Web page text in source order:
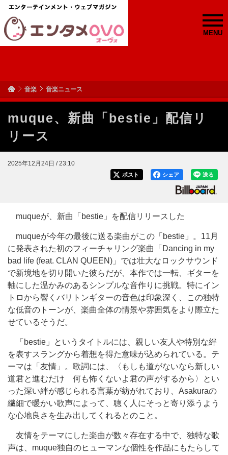
MENU
音楽 音楽ニュース
muque、新曲「bestie」配信リ
リース
2025年12月24日 / 23:10
送る
シェア
ポスト
muqueが、新曲「bestie」を配信リリースした
muqueが今年の最後に送る楽曲がこの「bestie」。11月
に発表された初のフィーチャリング楽曲「Dancing in my
bad life (feat. CLAN QUEEN)」では壮大なロックサウンド
で新境地を切り開いた彼らだが、本作では一転、ギターを
軸にした温かみのあるシンプルな音作りに挑戦。特にイン
トロから響くバリトンギターの音色は印象深く、この独特
な低音のトーンが、楽曲全体の情景や雰囲気をより際立た
せているそうだ。
「bestie」というタイトルには、親しい友人や特別な絆
を表すスラングから着想を得た意味が込められている。テ
ーマは「友情」。歌詞には、〈もしも道がないなら新しい
道君と進むだけ 何も怖くないよ君の声がするから〉とい
った深い絆が感じられる言葉が紡がれており、Asakuraの
繊細で暖かい歌声によって、聴く人にそっと寄り添うよう
な心地良さを生み出してくれるとのこと。
友情をテーマにした楽曲が数々存在する中で、独特な歌
声は、muque独自のヒューマンな個性を作品にもたらして